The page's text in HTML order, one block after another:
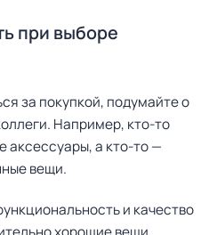
при выборе
за покупкой, подумайте о
Например, кто-то
аксессуары, а кто-то —
вещи.
и качество